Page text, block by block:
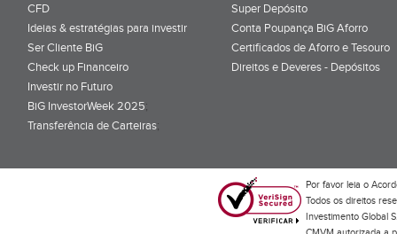
CFD
Ideias & estratégias para investir
Ser Cliente BiG
Check up Financeiro
Investir no Futuro
BiG InvestorWeek 2025;
Transferência de Carteiras;
Super Depósito
Conta Poupança BiG Aforro
Certificados de Aforro e Tesouro
Direitos e Deveres - Depósitos
Por favor leia o
Todos os direitos
Investimento Global